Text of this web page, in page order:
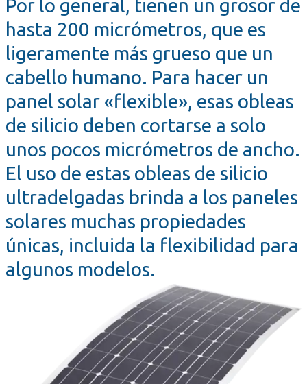
Por lo general, tienen un grosor de
hasta 200 micrómetros, que es
ligeramente más grueso que un
cabello humano. Para hacer un
panel solar «flexible», esas obleas
de silicio deben cortarse a solo
unos pocos micrómetros de ancho.
El uso de estas obleas de silicio
ultradelgadas brinda a los paneles
solares muchas propiedades
únicas, incluida la flexibilidad para
algunos modelos.